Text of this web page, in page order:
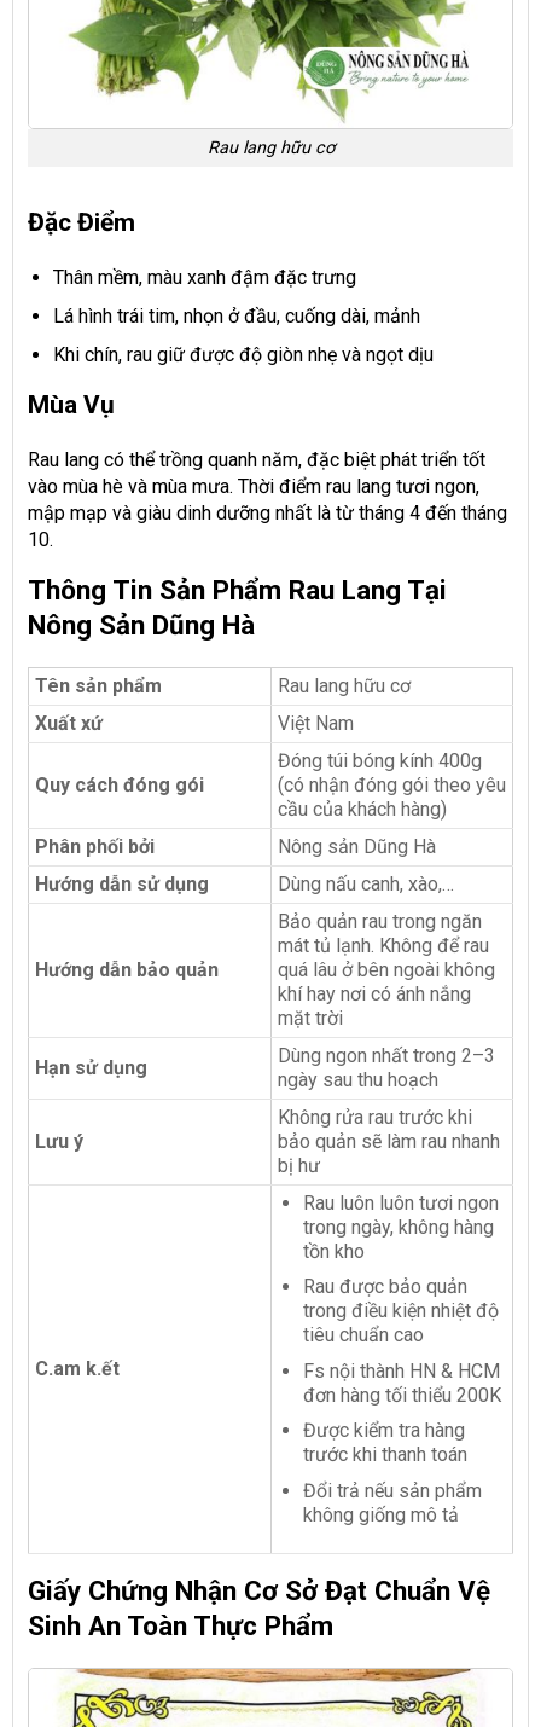
Rau lang hữu cơ
Đặc Điểm
Thân mềm, màu xanh đậm đặc trưng
Lá hình trái tim, nhọn ở đầu, cuống dài, mảnh
Khi chín, rau giữ được độ giòn nhẹ và ngọt dịu
Mùa Vụ
Rau lang có thể trồng quanh năm, đặc biệt phát triển tốt
vào mùa hè và mùa mưa. Thời điểm rau lang tươi ngon,
mập mạp và giàu dinh dưỡng nhất là từ tháng 4 đến tháng
10.
Thông Tin Sản Phẩm Rau Lang Tại
Nông Sản Dũng Hà
Tên sản phẩm
Rau lang hữu cơ
Xuất xứ
Việt Nam
Quy cách đóng gói
Đóng túi bóng kính 400g
(có nhận đóng gói theo yêu
cầu của khách hàng)
Phân phối bởi
Nông sản Dũng Hà
Hướng dẫn sử dụng
Dùng nấu canh, xào,…
Hướng dẫn bảo quản
Bảo quản rau trong ngăn
mát tủ lạnh. Không để rau
quá lâu ở bên ngoài không
khí hay nơi có ánh nắng
mặt trời
Hạn sử dụng
Dùng ngon nhất trong 2–3
ngày sau thu hoạch
Lưu ý
Không rửa rau trước khi
bảo quản sẽ làm rau nhanh
bị hư
C.am k.ết
Rau luôn luôn tươi ngon
trong ngày, không hàng
tồn kho
Rau được bảo quản
trong điều kiện nhiệt độ
tiêu chuẩn cao
Fs nội thành HN & HCM
đơn hàng tối thiểu 200K
Được kiểm tra hàng
trước khi thanh toán
Đổi trả nếu sản phẩm
không giống mô tả
Giấy Chứng Nhận Cơ Sở Đạt Chuẩn Vệ
Sinh An Toàn Thực Phẩm